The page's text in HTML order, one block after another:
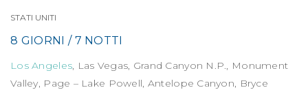
STATI UNITI
8 GIORNI / 7 NOTTI
Los Angeles, Las Vegas, Grand Canyon N.P., Monument
Valley, Page – Lake Powell, Antelope Canyon, Bryce